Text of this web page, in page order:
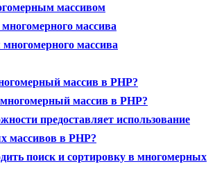
массивом
массива
массива
массив в PHP?
массив в PHP?
предоставляет использование
массивов в PHP?
поиск и сортировку в многомерных